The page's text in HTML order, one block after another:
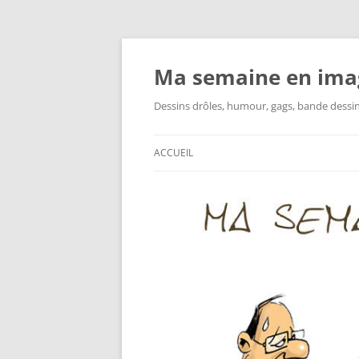
Ma semaine en
Dessins drôles, humour, gags, bande
ACCUEIL